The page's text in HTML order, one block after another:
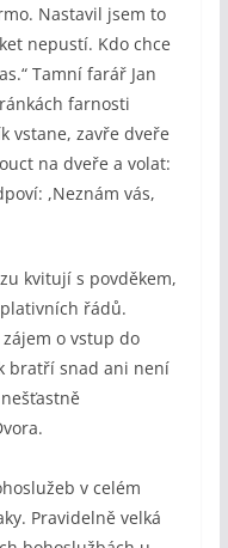
Nastavil jsem to
nepustí. Kdo chce
Tamní farář Jan
farnosti
vstane, zavře dveře
na dveře a volat:
,Neznám vás,
kvitují s povděkem,
řádů.
o vstup do
bratří snad ani není
v celém
Pravidelně velká